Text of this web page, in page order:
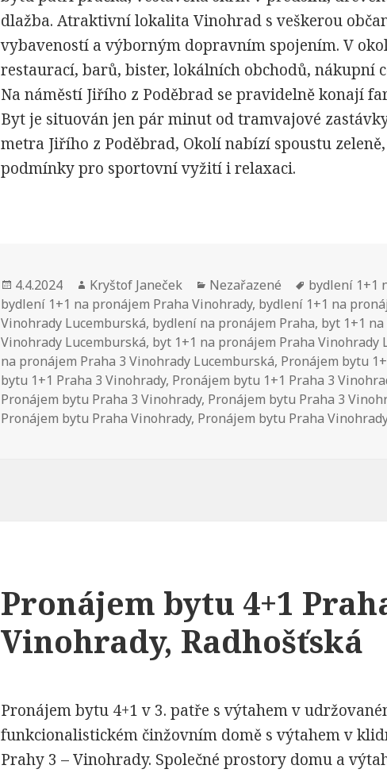
dlažba. Atraktivní lokalita Vinohrad s veškerou
vybaveností a výborným dopravním spojením. V
restaurací, barů, bister, lokálních obchodů, nákupní
Na náměstí Jiřího z Poděbrad se pravidelně konají
Byt je situován jen pár minut od tramvajové
metra Jiřího z Poděbrad, Okolí nabízí spoustu
podmínky pro sportovní vyžití i relaxaci.
Publikováno:
4.4.2024 Autor:
Kryštof Janeček Rubriky:
Nezařazené Štítky:
bydlení 1+1
bydlení 1+1 na pronájem Praha Vinohrady, bydlení 1+1 na
Vinohrady Lucemburská, bydlení na pronájem Praha, byt 1+1
Vinohrady Lucemburská, byt 1+1 na pronájem Praha Vinohrady
na pronájem Praha 3 Vinohrady Lucemburská, Pronájem bytu
bytu 1+1 Praha 3 Vinohrady, Pronájem bytu 1+1 Praha 3
Pronájem bytu Praha 3 Vinohrady, Pronájem bytu Praha 3
Pronájem bytu Praha Vinohrady, Pronájem bytu Praha
Pronájem bytu 4+1
Vinohrady, Radhošťská
Pronájem bytu 4+1 v 3. patře s výtahem v
funkcionalistickém činžovním domě s výtahem v
Prahy 3 – Vinohrady. Společné prostory domu a